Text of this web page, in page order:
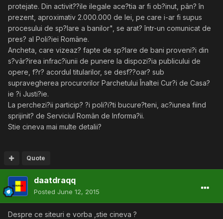
protejate. Din activit??ile ilegale ace?tia ar fi ob?inut, pân? în
prezent, aproximativ 2.000.000 de lei, pe care i-ar fi supus
procesului de sp?lare a banilor", se arat? într-un comunicat de
pres? al Poli?iei Române.
Ancheta, care vizeaz? fapte de sp?lare de bani proveni?i din
s?vâr?irea infrac?iunii de punere la dispozi?ia publicului de
opere, f?r? acordul titularilor, se desf??oar? sub
supravegherea procurorilor Parchetului Înaltei Cur?i de Casa?
ie ?i Justi?ie.
La perchezi?ii particip? ?i poli?i?ti bucure?teni, ac?iunea fiind
sprijinit? de Serviciul Român de Informa?ii.
Stie cineva mai multe detalii?
Quote
daatdraqq
Posted June 12, 2015
Despre ce siteuri e vorba ,stie cineva ?